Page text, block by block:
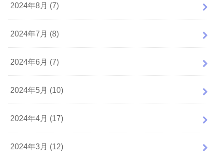
2024年8月 (7)
2024年7月 (8)
2024年6月 (7)
2024年5月 (10)
2024年4月 (17)
2024年3月 (12)